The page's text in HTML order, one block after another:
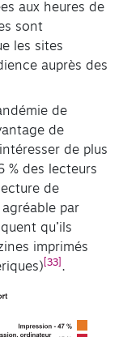
aux heures de
sont
les sites
auprès des
de
de
de plus
% des lecteurs
de
par
qu’ils
imprimés
[33] .